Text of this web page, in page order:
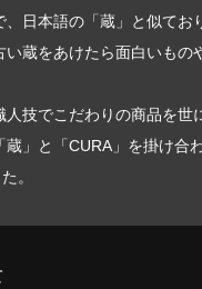
、日本語の「蔵」と似てお
蔵をあけたら面白いもの
人技でこだわりの商品を世
」と「CURA」を掛け合
。